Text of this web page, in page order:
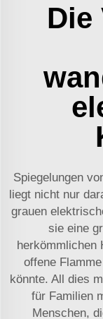
Die
Spiegelungen
liegt nicht nur
grauen
sie eine
herkömmlichen
offene
könnte. All dies
für Familien
Menschen,